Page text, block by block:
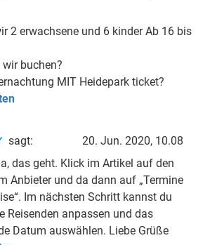
2 erwachsene und 6 kinder Ab 16 bis
wir buchen?
MIT Heidepark ticket?
sagt:
20. Jun. 2020, 10.08
das geht. Klick im Artikel auf den
Anbieter und da dann auf „Termine
Im nächsten Schritt kannst du
Reisenden anpassen und das
Datum auswählen. Liebe Grüße